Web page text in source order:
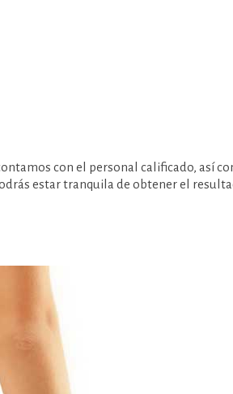
con el personal calificado, así
estar tranquila de obtener el